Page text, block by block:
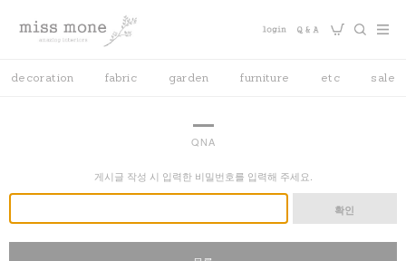
decoration fabric garden furniture etc sale
QNA
게시글 작성 시 입력한 비밀번호를 입력해 주세요.
확인